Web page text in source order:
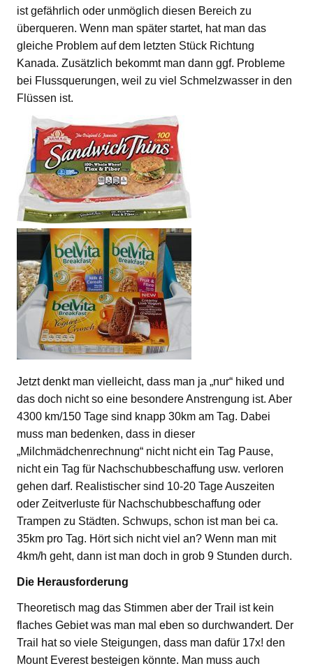
ist gefährlich oder unmöglich diesen Bereich zu
überqueren. Wenn man später startet, hat man das
gleiche Problem auf dem letzten Stück Richtung
Kanada. Zusätzlich bekommt man dann ggf. Probleme
bei Flussquerungen, weil zu viel Schmelzwasser in den
Flüssen ist.
Jetzt denkt man vielleicht, dass man ja „nur“ hiked und
das doch nicht so eine besondere Anstrengung ist. Aber
4300 km/150 Tage sind knapp 30km am Tag. Dabei
muss man bedenken, dass in dieser
„Milchmädchenrechnung“ nicht nicht ein Tag Pause,
nicht ein Tag für Nachschubbeschaffung usw. verloren
gehen darf. Realistischer sind 10-20 Tage Auszeiten
oder Zeitverluste für Nachschubbeschaffung oder
Trampen zu Städten. Schwups, schon ist man bei ca.
35km pro Tag. Hört sich nicht viel an? Wenn man mit
4km/h geht, dann ist man doch in grob 9 Stunden durch.
Die Herausforderung
Theoretisch mag das Stimmen aber der Trail ist kein
flaches Gebiet was man mal eben so durchwandert. Der
Trail hat so viele Steigungen, dass man dafür 17x! den
Mount Everest besteigen könnte. Man muss auch